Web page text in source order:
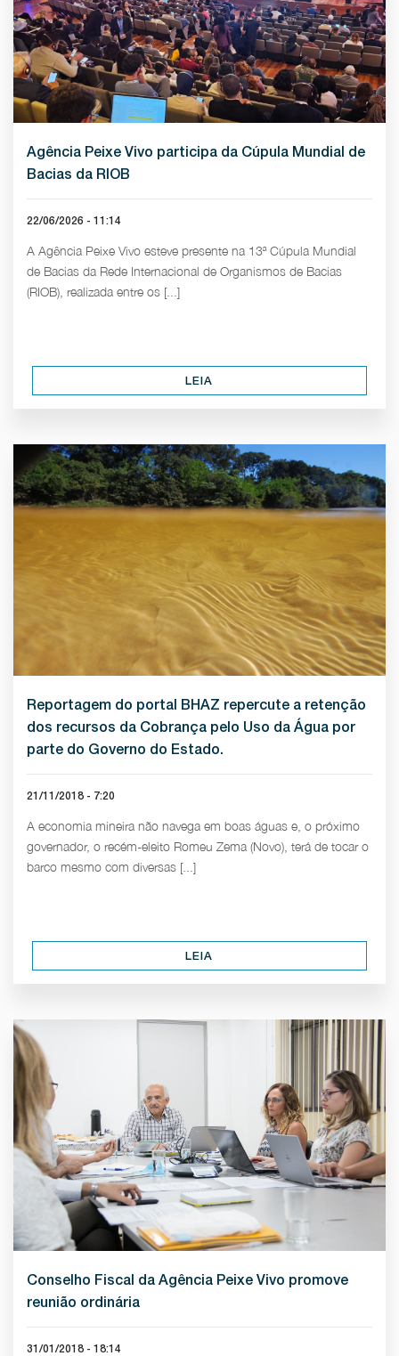
Agência Peixe Vivo participa da Cúpula Mundial de
Bacias da RIOB
22/06/2026 - 11:14
A Agência Peixe Vivo esteve presente na 13ª Cúpula Mundial
de Bacias da Rede Internacional de Organismos de Bacias
(RIOB), realizada entre os [...]
LEIA
Reportagem do portal BHAZ repercute a retenção
dos recursos da Cobrança pelo Uso da Água por
parte do Governo do Estado.
21/11/2018 - 7:20
A economia mineira não navega em boas águas e, o próximo
governador, o recém-eleito Romeu Zema (Novo), terá de tocar o
barco mesmo com diversas [...]
LEIA
Conselho Fiscal da Agência Peixe Vivo promove
reunião ordinária
31/01/2018 - 18:14